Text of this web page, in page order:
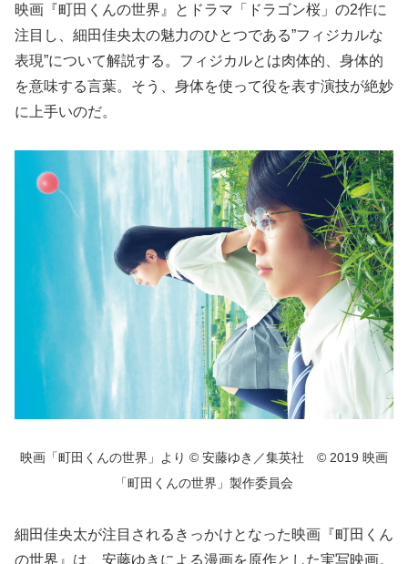
映画『町田くんの世界』とドラマ「ドラゴン桜」の2作に
注目し、細田佳央太の魅力のひとつである”フィジカルな
表現”について解説する。フィジカルとは肉体的、身体的
を意味する言葉。そう、身体を使って役を表す演技が絶妙
に上手いのだ。
映画「町田くんの世界」より © 安藤ゆき／集英社 © 2019 映画
「町田くんの世界」製作委員会
細田佳央太が注目されるきっかけとなった映画『町田くん
の世界』は、安藤ゆきによる漫画を原作とした実写映画。